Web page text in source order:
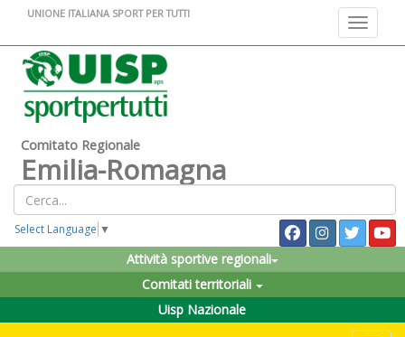
Toggle
UNIONE ITALIANA SPORT PER TUTTI
Comitato Regionale
Emilia-Romagna
Select Language ▼
Attività sportive regionali
Comitati territoriali
Uisp Nazionale